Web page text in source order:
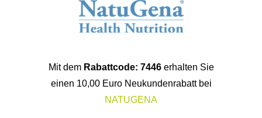
Mit dem Rabattcode: 7446erhalten Sie
einen 10,00 Euro Neukundenrabatt bei
NATUGENA